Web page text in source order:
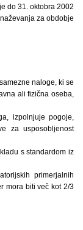
do 31. oktobra 2002
za obdobje
naloge, ki se
ali fizična oseba,
izpolnjuje pogoje,
za usposobljenost
s standardom iz
primerjalnih
mora biti več kot 2/3